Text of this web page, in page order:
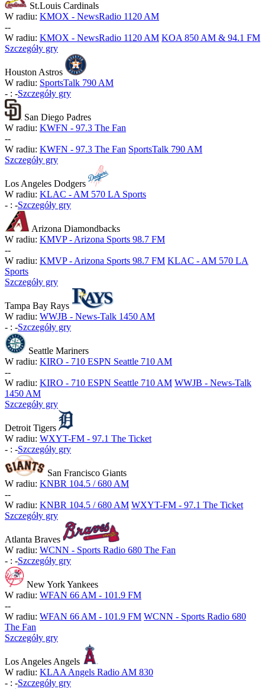
St.Louis Cardinals
W radiu: KMOX - NewsRadio 1120 AM
--
W radiu: KMOX - NewsRadio 1120 AM KOA 850 AM & 94.1 FM
Szczegóły gry
Houston Astros
W radiu: SportsTalk 790 AM
- : -Szczegóły gry
San Diego Padres
W radiu: KWFN - 97.3 The Fan
--
W radiu: KWFN - 97.3 The Fan SportsTalk 790 AM
Szczegóły gry
Los Angeles Dodgers
W radiu: KLAC - AM 570 LA Sports
- : -Szczegóły gry
Arizona Diamondbacks
W radiu: KMVP - Arizona Sports 98.7 FM
--
W radiu: KMVP - Arizona Sports 98.7 FM KLAC - AM 570 LA
Sports
Szczegóły gry
Tampa Bay Rays
W radiu: WWJB - News-Talk 1450 AM
- : -Szczegóły gry
Seattle Mariners
W radiu: KIRO - 710 ESPN Seattle 710 AM
--
W radiu: KIRO - 710 ESPN Seattle 710 AM WWJB - News-Talk
1450 AM
Szczegóły gry
Detroit Tigers
W radiu: WXYT-FM - 97.1 The Ticket
- : -Szczegóły gry
San Francisco Giants
W radiu: KNBR 104.5 / 680 AM
--
W radiu: KNBR 104.5 / 680 AM WXYT-FM - 97.1 The Ticket
Szczegóły gry
Atlanta Braves
W radiu: WCNN - Sports Radio 680 The Fan
- : -Szczegóły gry
New York Yankees
W radiu: WFAN 66 AM - 101.9 FM
--
W radiu: WFAN 66 AM - 101.9 FM WCNN - Sports Radio 680
The Fan
Szczegóły gry
Los Angeles Angels
W radiu: KLAA Angels Radio AM 830
- : -Szczegóły gry